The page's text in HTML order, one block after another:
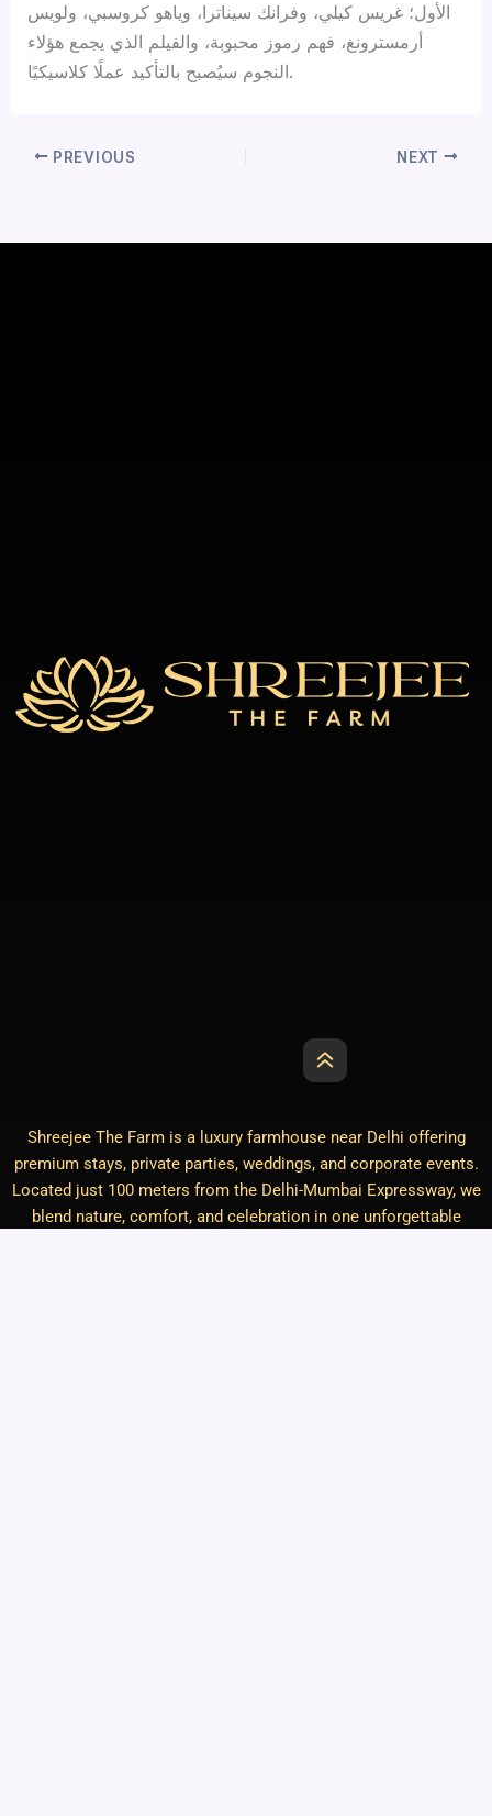
الأول؛ غريس كيلي، وفرانك سيناترا، وياهو كروسبي، ولويس
أرمسترونغ، فهم رموز محبوبة، والفيلم الذي يجمع هؤلاء
النجوم سيُصبح بالتأكيد عملًا كلاسيكيًا.
PREVIOUS NEXT
Shreejee The Farm is a luxury farmhouse near Delhi offering
premium stays, private parties, weddings, and corporate events.
Located just 100 meters from the Delhi-Mumbai Expressway, we
blend nature, comfort, and celebration in one unforgettable